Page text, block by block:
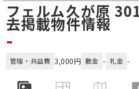
フェルム久が原
去掲載物件情報
-
管理・共益費 3,000円 敷金 - 礼金 -